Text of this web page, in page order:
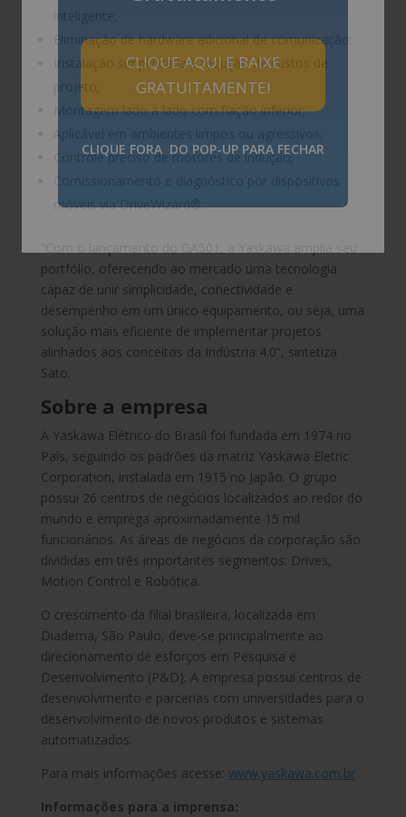
CLIQUE AQUI E BAIXE
GRATUITAMENTE!
CLIQUE FORA DO POP-UP PARA FECHAR
Eliminação de hardware adicional de comunicação;
Instalação simplificada e redução de custos de
Montagem lado a lado com fiação inferior;
Controle preciso de motores de indução;
móveis via DriveWizard®.
portfólio, oferecendo ao mercado uma tecnologia
capaz de unir simplicidade, conectividade e
desempenho em um único equipamento, ou seja, uma
solução mais eficiente de implementar projetos
alinhados aos conceitos da Indústria 4.0”, sintetiza
Sato.
Sobre a empresa
A Yaskawa Elétrico do Brasil foi fundada em 1974 no
País, seguindo os padrões da matriz Yaskawa Eletric
Corporation, instalada em 1915 no Japão. O grupo
possui 26 centros de negócios localizados ao redor do
mundo e emprega aproximadamente 15 mil
funcionários. As áreas de negócios da corporação são
divididas em três importantes segmentos: Drives,
Motion Control e Robótica.
O crescimento da filial brasileira, localizada em
Diadema, São Paulo, deve-se principalmente ao
direcionamento de esforços em Pesquisa e
Desenvolvimento (P&D). A empresa possui centros de
desenvolvimento e parcerias com universidades para o
desenvolvimento de novos produtos e sistemas
automatizados.
Para mais informações acesse: www.yaskawa.com.br
Informações para a imprensa: